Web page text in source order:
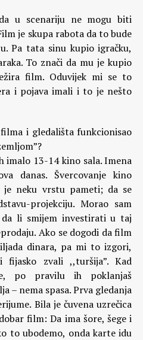
u scenariju ne mogu biti
je skupa rabota da to bude
Pa tata sinu kupio igračku,
To znači da mu je kupio
film. Oduvijek mi se to
i pojava imali i to je nešto
i gledališta funkcionisao
imalo 13-14 kino sala. Imena
danas. Švercovanje kino
je neku vrstu pameti; da se
projekciju. Morao sam
li smijem investirati u taj
Ako se dogodi da film
dinara, pa mi to izgori,
fijasko zvali ,,turšija”. Kad
po pravilu ih poklanjaš
– nema spasa. Prva gledanja
Bila je čuvena uzrečica
film: Da ima šore, šege i
to ubodemo, onda karte idu